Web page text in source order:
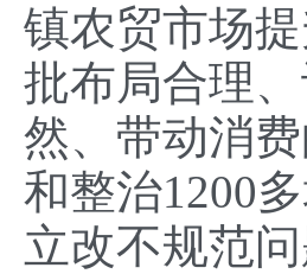
镇农贸市场
批布局合理
然、带动消
和整治1200
立改不规范